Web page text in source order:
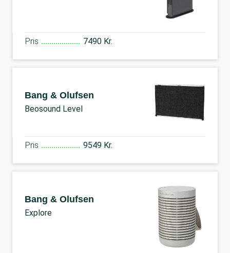
Pris 7490 Kr.
Bang & Olufsen
Beosound Level
Pris 9549 Kr.
Bang & Olufsen
Explore